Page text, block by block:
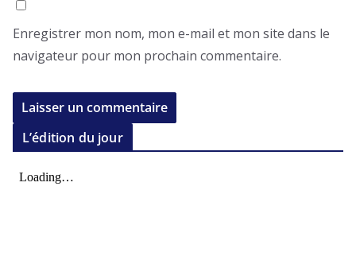
Enregistrer mon nom, mon e-mail et mon site dans le
navigateur pour mon prochain commentaire.
L’édition du jour